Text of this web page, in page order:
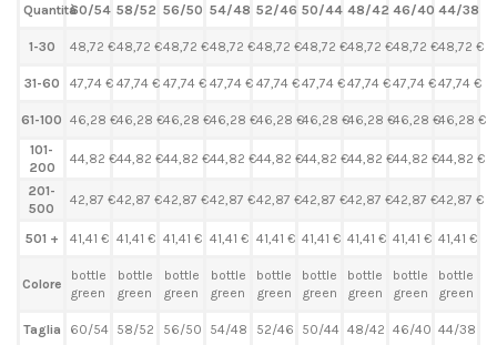
Quantità60/54 58/52 56/50 54/48 52/46 50/44 48/42 46/40 44/38
1-30 48,72 €48,72 €48,72 €48,72 €48,72 €48,72 €48,72 €48,72 €48,72 €
31-60 47,74 € 47,74 € 47,74 € 47,74 € 47,74 €47,74 €47,74 €47,74 €47,74 €
61-100 46,28 €46,28 €46,28 €46,28 €46,28 €46,28 €46,28 €46,28 €46,28 €
101-
200
44,82 €44,82 €44,82 €44,82 €44,82 €44,82 €44,82 €44,82 €44,82 €
201-
500
42,87 €42,87 €42,87 €42,87 €42,87 €42,87 €42,87 €42,87 €42,87 €
501 + 41,41 € 41,41 € 41,41 € 41,41 € 41,41 € 41,41 € 41,41 € 41,41 € 41,41 €
Colore
bottle
green
bottle
green
bottle
green
bottle
green
bottle
green
bottle
green
bottle
green
bottle
green
bottle
green
Taglia 60/54 58/52 56/50 54/48 52/46 50/44 48/42 46/40 44/38